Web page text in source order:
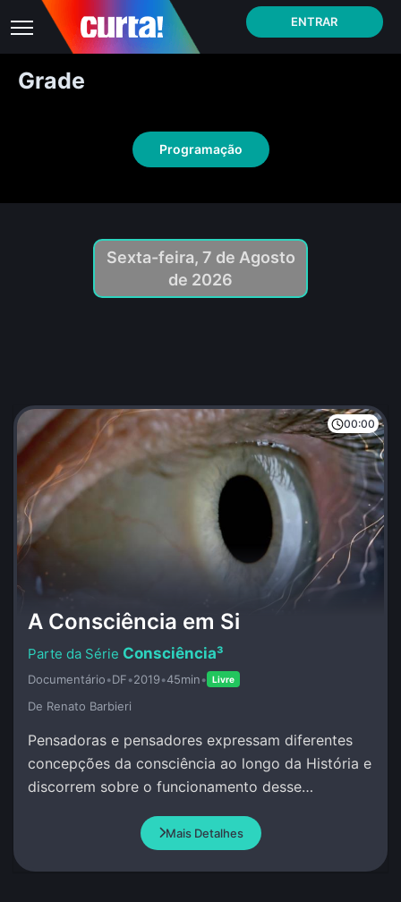
ENTRAR
Grade
Programação
Sexta-feira, 7 de Agosto
de 2026
00:00
A Consciência em Si
Consciência³
Documentário•DF•2019•45min• Livre
De Renato Barbieri
Pensadoras e pensadores expressam diferentes
concepções da consciência ao longo da História e
discorrem sobre o funcionamento desse
Mais Detalhes